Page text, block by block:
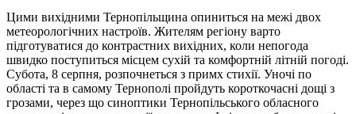
Цими вихідними Тернопільщина опиниться на межі двох
метеорологічних настроїв. Жителям регіону варто
підготуватися до контрастних вихідних, коли непогода
швидко поступиться місцем сухій та комфортній літній погоді.
Субота, 8 серпня, розпочнеться з примх стихії. Уночі по
області та в самому Тернополі пройдуть короткочасні дощі з
грозами, через що синоптики Тернопільського обласного